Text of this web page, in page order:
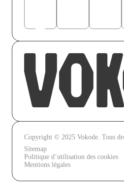
Copyright © 2025 Vokode. Tous
Sitemap
Politique d’utilisation des cookies
Mentions légales